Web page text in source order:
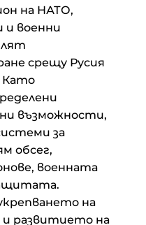
на НАТО,
и военни
срещу Русия
Като
възможности,
за
обсег,
военната
на
развитието на